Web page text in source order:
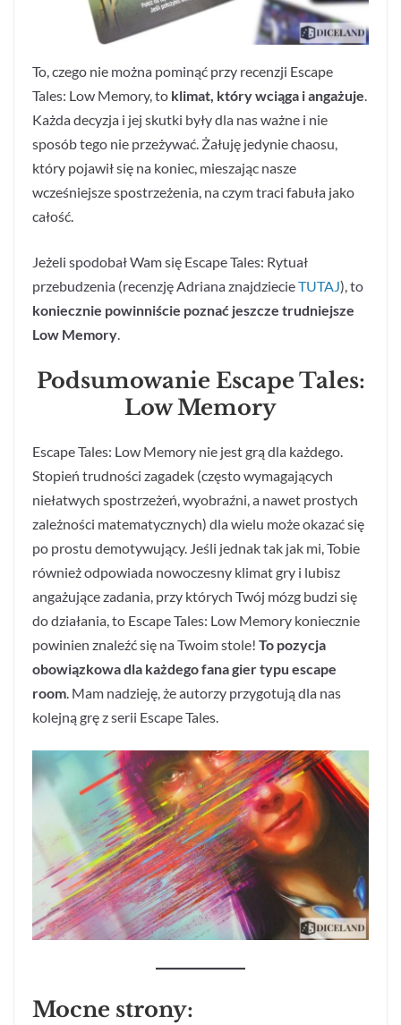
To, czego nie można pominąć przy recenzji Escape
Tales: Low Memory, to klimat, który wciąga i angażuje.
Każda decyzja i jej skutki były dla nas ważne i nie
sposób tego nie przeżywać. Żałuję jedynie chaosu,
który pojawił się na koniec, mieszając nasze
wcześniejsze spostrzeżenia, na czym traci fabuła jako
całość.
Jeżeli spodobał Wam się Escape Tales: Rytuał
przebudzenia (recenzję Adriana znajdziecieTUTAJ), to
koniecznie powinniście poznać jeszcze trudniejsze
Low Memory.
Podsumowanie Escape Tales:
Low Memory
Escape Tales: Low Memory nie jest grą dla każdego.
Stopień trudności zagadek (często wymagających
niełatwych spostrzeżeń, wyobraźni, a nawet prostych
zależności matematycznych) dla wielu może okazać się
po prostu demotywujący. Jeśli jednak tak jak mi, Tobie
również odpowiada nowoczesny klimat gry i lubisz
angażujące zadania, przy których Twój mózg budzi się
do działania, to Escape Tales: Low Memory koniecznie
powinien znaleźć się na Twoim stole! To pozycja
obowiązkowa dla każdego fana gier typu escape
room. Mam nadzieję, że autorzy przygotują dla nas
kolejną grę z serii Escape Tales.
Mocne strony: